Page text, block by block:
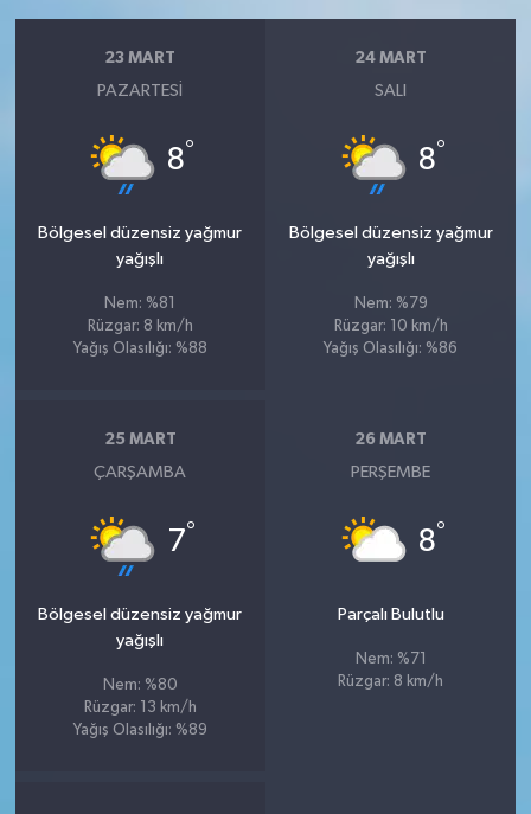
23 MART
PAZARTESI
8°
Bölgesel düzensiz yağmur
yağışlı
Nem: %81
Rüzgar: 8 km/h
Yağış Olasılığı: %88
24 MART
SALI
8°
Bölgesel düzensiz yağmur
yağışlı
Nem: %79
Rüzgar: 10 km/h
Yağış Olasılığı: %86
25 MART
ÇARŞAMBA
7°
Bölgesel düzensiz yağmur
yağışlı
Nem: %80
Rüzgar: 13 km/h
Yağış Olasılığı: %89
26 MART
PERŞEMBE
8°
Parçalı Bulutlu
Nem: %71
Rüzgar: 8 km/h